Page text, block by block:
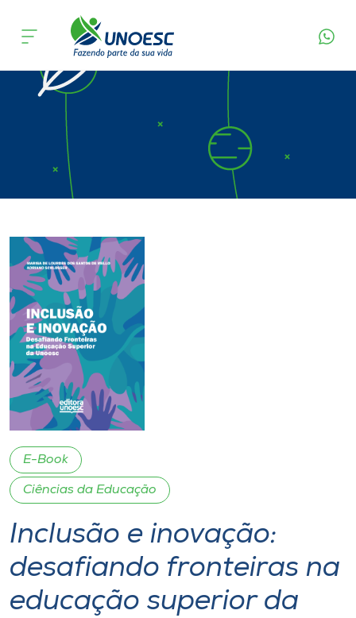
Cursos
Onde estamos
Atendimento ao Estudante
Unoesc
Internacionalização
I.nova
Cultura
CPA
Biblioteca
E-Book
Ciências da Educação
Inclusão e inovação:
desafiando fronteiras na
educação superior da